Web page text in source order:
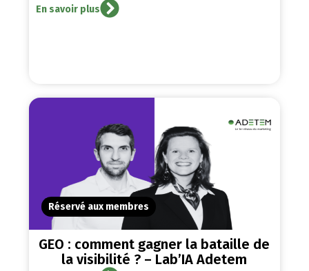
En savoir plus
Réservé aux membres
GEO : comment gagner la bataille de
la visibilité ? – Lab’IA Adetem